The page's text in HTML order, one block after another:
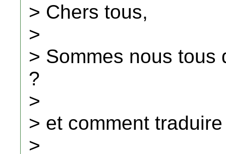
> Chers tous,
>
> Sommes nous tous
?
>
> et comment
>